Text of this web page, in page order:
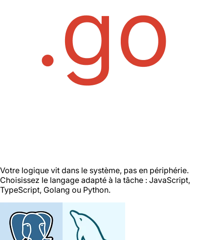
Votre logique vit dans le système, pas en périphérie.
Choisissez le langage adapté à la tâche : JavaScript,
TypeScript, Golang ou Python.